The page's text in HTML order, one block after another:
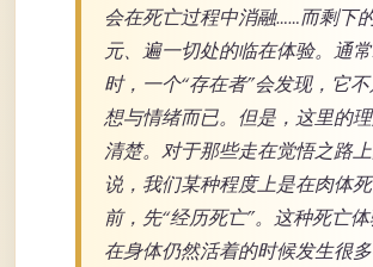
会在死亡过程中消融……而剩下
元、遍一切处的临在体验。通
时，一个“存在者”会发现，它
想与情绪而已。但是，这里的
清楚。对于那些走在觉悟之路
说，我们某种程度上是在肉体
前，先“经历死亡”。这种死亡
在身体仍然活着的时候发生很